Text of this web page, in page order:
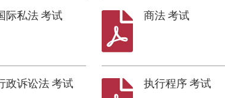
际私法 考试 商法 考试
政诉讼法 考试 执行程序 考试